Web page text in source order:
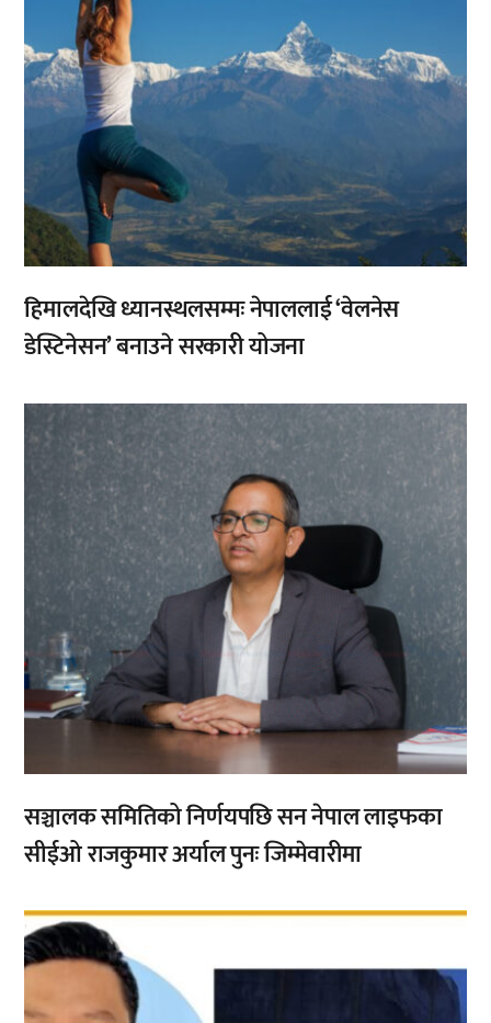
हिमालदेखि ध्यानस्थलसम्मः नेपाललाई ‘वेलनेस
डेस्टिनेसन’ बनाउने सरकारी योजना
सञ्चालक समितिको निर्णयपछि सन नेपाल लाइफका
सीईओ राजकुमार अर्याल पुनः जिम्मेवारीमा
,